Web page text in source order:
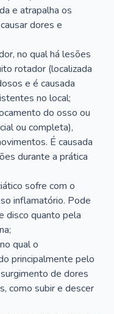
e atrapalha os
dores e
no qual há lesões
rotador (localizada
e é causada
no local;
do osso ou
ou completa),
É causada
durante a prática
sofre com o
inflamatório. Pode
disco quanto pela
qual o
principalmente pelo
de dores
como subir e descer